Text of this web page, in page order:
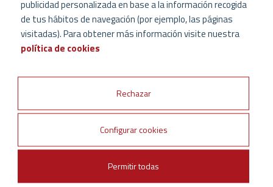
En aplicación de la ley 15/1999 y demás normas de
desarrollo sobre protección de datos de carácter
facilitados serán utilizados únicamente por CEPREVEN
para cursar su solicitud. Esta cesión no tendrá otra
su caso, información de actividades y servicios
relacionados con los fines de CEPREVEN. Entenderemos
con esta finalidad. Podrá ejercitar los derechos de acceso,
rectificación, cancelación y oposición por correo enviado a
publicidad personalizada en base a la información recogida
de tus hábitos de navegación (por ejemplo, las páginas
visitadas). Para obtener más información visite nuestra
política de cookies
Rechazar
Configurar cookies
Permitir todas